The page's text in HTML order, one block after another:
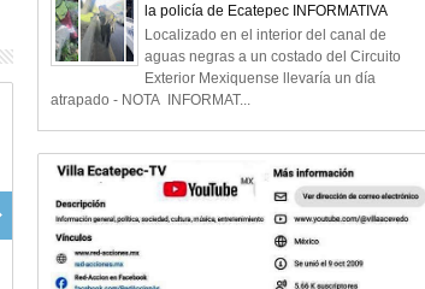
la policía de Ecatepec INFORMATIVA
Localizado en el interior del canal de
aguas negras a un costado del Circuito
Exterior Mexiquense llevaría un día
atrapado - NOTA INFORMAT...